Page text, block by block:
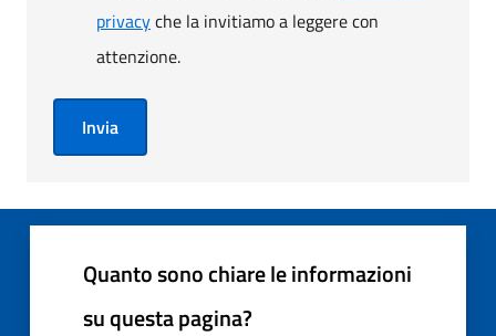
privacyche la invitiamo a leggere con
attenzione.
Invia
Quanto sono chiare le informazioni
su questa pagina?